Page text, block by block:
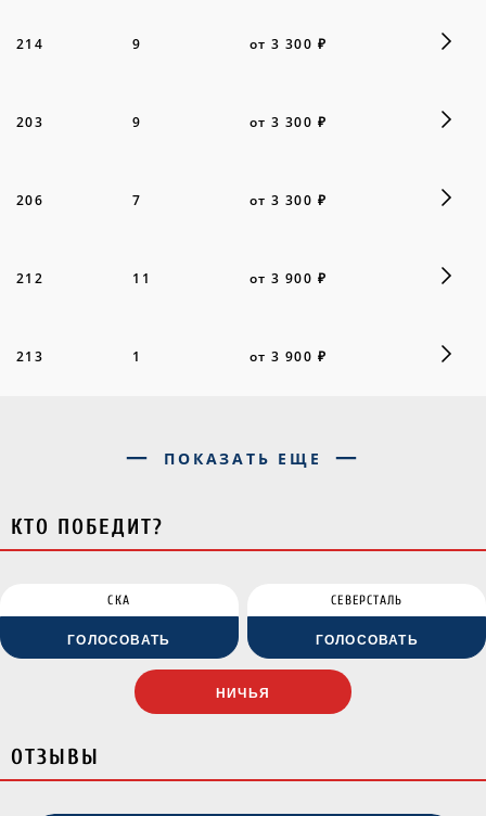
214 9 от 3 300 ₽
203 9 от 3 300 ₽
206 7 от 3 300 ₽
212 11 от 3 900 ₽
213 1 от 3 900 ₽
ПОКАЗАТЬ ЕЩЕ
КТО ПОБЕДИТ?
СКА
ГОЛОСОВАТЬ
НИЧЬЯ
СЕВЕРСТАЛЬ
ГОЛОСОВАТЬ
ОТЗЫВЫ